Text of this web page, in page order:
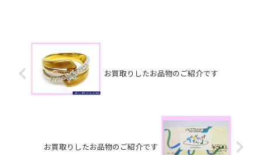
お買取りしたお品物のご紹介です
お買取りしたお品物のご紹介です